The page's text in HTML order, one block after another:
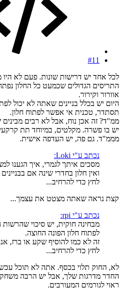
#11
לכל אחד יש דרישות שונות. פעם לא היו
התריסים הגדולים שכמעט כל החלון
אוורור וקירור.
היום יש בכלל בניינים שאתה לא יכול
תסתדר, טכנית אי אפשר לפתוח חלון.
ממ"ד? זה אכן נוח, אבל לא רבים
יש בו פשרה. מקלטים, במיוחד תת
מממ"ד. גם פה, יש העדפה אישית.
נכתב ע"י Loki:
מסכים איתך לגמרי, איך הגענו
ואין חלון בחדרי שינה אם בבניינים בני 50 יש
לחץ כדי להרחיב...
קצת נראה שאתה מצטט את עצמך...
נכתב ע"י rpi:
מבחינה חוקית, יש סיכוי
לפתוח חלון הפונה החוצה.
זה לא כמו להוסיף שקע או ברז,
לחץ כדי להרחיב...
לא, החוק תלוי בכסף. אתה לא תוכל
החדר מדרגות שלך, אבל יש הרבה
ראוי לגורמים המעורבים.